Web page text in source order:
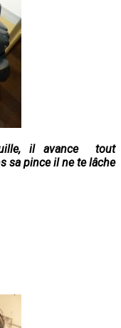
il avance tout
sa pince il ne te lâche